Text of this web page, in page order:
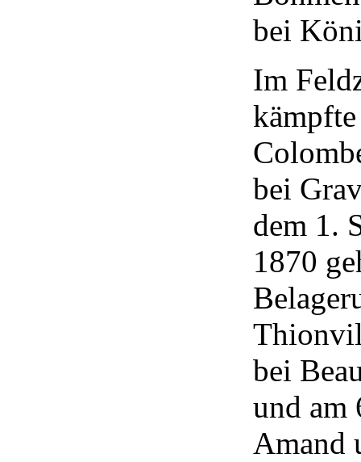
bei
Im
bei
dem 1.
1870
bei
und am
Amand